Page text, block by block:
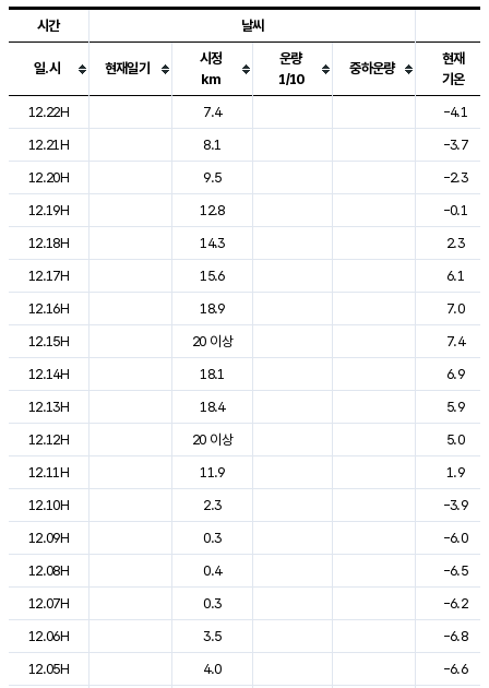
도시별 기상실황표로 지점, 날씨, 기온, 강수, 바람, 기압등을 안내한 표입
시간 날씨
일.시 현재일기
시정
km
운량
1/10
중하운량
현재
기온
12.22H
7.4
-4.1
12.21H
8.1
-3.7
12.20H
9.5
-2.3
12.19H
12.8
-0.1
12.18H
14.3
2.3
12.17H
15.6
6.1
12.16H
18.9
7.0
12.15H
20 이상
7.4
12.14H
18.1
6.9
12.13H
18.4
5.9
12.12H
20 이상
5.0
12.11H
11.9
1.9
12.10H
2.3
-3.9
12.09H
0.3
-6.0
12.08H
0.4
-6.5
12.07H
0.3
-6.2
12.06H
3.5
-6.8
12.05H
4.0
-6.6